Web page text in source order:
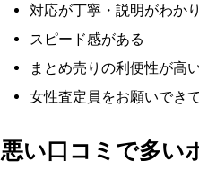
対応が丁寧・説明がわか
スピード感がある
まとめ売りの利便性が高
女性査定員をお願いでき
悪い口コミで多い